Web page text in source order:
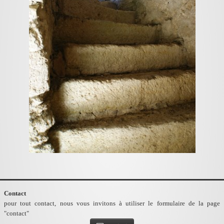
Contact
pour tout contact, nous vous invitons à utiliser le formulaire de la page
"contact"